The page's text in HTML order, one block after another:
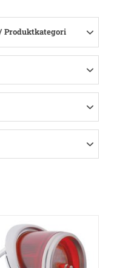
Produktkategori